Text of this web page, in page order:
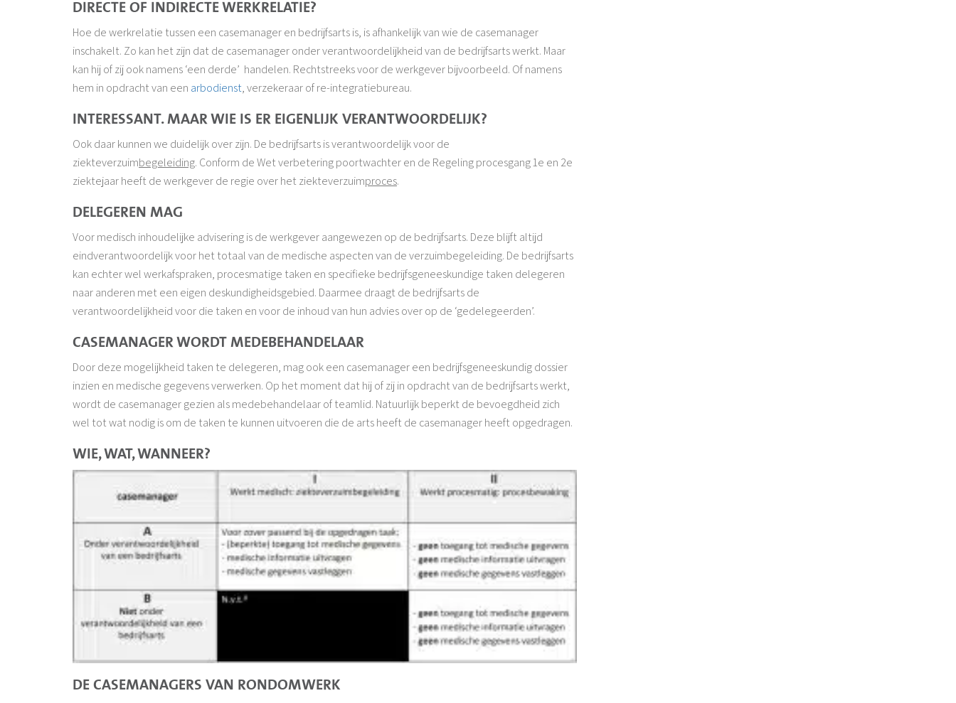
DIRECTE OF INDIRECTE WERKRELATIE?
Hoe de werkrelatie tussen een casemanager en bedrijfsarts is, is afhankelijk van wie de casemanager
inschakelt. Zo kan het zijn dat de casemanager onder verantwoordelijkheid van de bedrijfsarts werkt. Maar
kan hij of zij ook namens ‘een derde’ handelen. Rechtstreeks voor de werkgever bijvoorbeeld. Of namens
hem in opdracht van een arbodienst, verzekeraar of re-integratiebureau.
INTERESSANT. MAAR WIE IS ER EIGENLIJK VERANTWOORDELIJK?
Ook daar kunnen we duidelijk over zijn. De bedrijfsarts is verantwoordelijk voor de
ziekteverzuimbegeleiding. Conform de Wet verbetering poortwachter en de Regeling procesgang 1e en 2e
ziektejaar heeft de werkgever de regie over het ziekteverzuimproces.
DELEGEREN MAG
Voor medisch inhoudelijke advisering is de werkgever aangewezen op de bedrijfsarts. Deze blijft altijd
eindverantwoordelijk voor het totaal van de medische aspecten van de verzuimbegeleiding. De bedrijfsarts
kan echter wel werkafspraken, procesmatige taken en specifieke bedrijfsgeneeskundige taken delegeren
naar anderen met een eigen deskundigheidsgebied. Daarmee draagt de bedrijfsarts de
verantwoordelijkheid voor die taken en voor de inhoud van hun advies over op de ‘gedelegeerden’.
CASEMANAGER WORDT MEDEBEHANDELAAR
Door deze mogelijkheid taken te delegeren, mag ook een casemanager een bedrijfsgeneeskundig dossier
inzien en medische gegevens verwerken. Op het moment dat hij of zij in opdracht van de bedrijfsarts werkt,
wordt de casemanager gezien als medebehandelaar of teamlid. Natuurlijk beperkt de bevoegdheid zich
wel tot wat nodig is om de taken te kunnen uitvoeren die de arts heeft de casemanager heeft opgedragen.
WIE, WAT, WANNEER?
DE CASEMANAGERS VAN RONDOMWERK